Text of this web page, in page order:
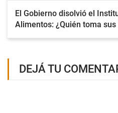
El Gobierno disolvió el
Alimentos: ¿Quién toma
DEJÁ TU